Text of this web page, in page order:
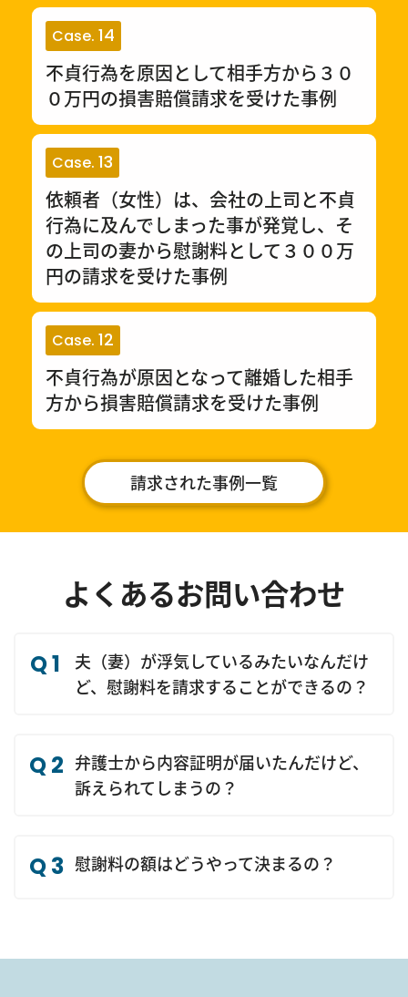
Case. 14
不貞行為を原因として相手方から３０
０万円の損害賠償請求を受けた事例
Case. 13
依頼者（女性）は、会社の上司と不貞
行為に及んでしまった事が発覚し、そ
の上司の妻から慰謝料として３００万
円の請求を受けた事例
Case. 12
不貞行為が原因となって離婚した相手
方から損害賠償請求を受けた事例
請求された事例一覧
よくあるお問い合わせ
Q1
夫（妻）が浮気しているみたいなんだけ
ど、慰謝料を請求することができるの？
Q2 弁護士から内容証明が届いたんだけど、
訴えられてしまうの？
Q3 慰謝料の額はどうやって決まるの？